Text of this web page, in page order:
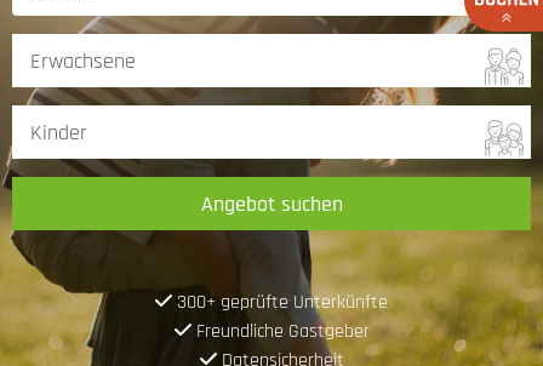
Angebot suchen
300+ geprüfte Unterkünfte
Freundliche Gastgeber
Datensicherheit